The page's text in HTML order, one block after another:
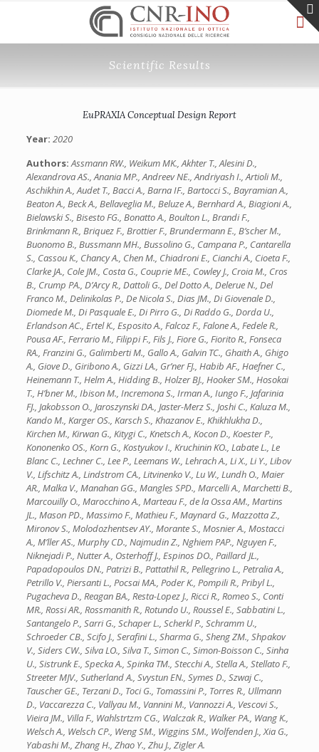
Scientific Results
EuPRAXIA Conceptual Design Report
Year: 2020
Authors:Assmann RW., Weikum MK., Akhter T., Alesini D.,
Alexandrova AS., Anania MP., Andreev NE., Andriyash I., Artioli M.,
Aschikhin A., Audet T., Bacci A., Barna IF., Bartocci S., Bayramian A.,
Beaton A., Beck A., Bellaveglia M., Beluze A., Bernhard A., Biagioni A.,
Bielawski S., Bisesto FG., Bonatto A., Boulton L., Brandi F.,
Brinkmann R., Briquez F., Brottier F., Brundermann E., B’scher M.,
Buonomo B., Bussmann MH., Bussolino G., Campana P., Cantarella
S., Cassou K., Chancy A., Chen M., Chiadroni E., Cianchi A., Cioeta F.,
Clarke JA., Cole JM., Costa G., Couprie ME., Cowley J., Croia M., Cros
B., Crump PA., D’Arcy R., Dattoli G., Del Dotto A., Delerue N., Del
Franco M., Delinikolas P., De Nicola S., Dias JM., Di Giovenale D.,
Diomede M., Di Pasquale E., Di Pirro G., Di Raddo G., Dorda U.,
Erlandson AC., Ertel K., Esposito A., Falcoz F., Falone A., Fedele R.,
Pousa AF., Ferrario M., Filippi F., Fils J., Fiore G., Fiorito R., Fonseca
RA., Franzini G., Galimberti M., Gallo A., Galvin TC., Ghaith A., Ghigo
A., Giove D., Giribono A., Gizzi LA., Gr’ner FJ., Habib AF., Haefner C.,
Heinemann T., Helm A., Hidding B., Holzer BJ., Hooker SM., Hosokai
T., H’bner M., Ibison M., Incremona S., Irman A., Iungo F., Jafarinia
FJ., Jakobsson O., Jaroszynski DA., Jaster-Merz S., Joshi C., Kaluza M.,
Kando M., Karger OS., Karsch S., Khazanov E., Khikhlukha D.,
Kirchen M., Kirwan G., Kitygi C., Knetsch A., Kocon D., Koester P.,
Kononenko OS., Korn G., Kostyukov I., Kruchinin KO., Labate L., Le
Blanc C., Lechner C., Lee P., Leemans W., Lehrach A., Li X., Li Y., Libov
V., Lifschitz A., Lindstrom CA., Litvinenko V., Lu W., Lundh O., Maier
AR., Malka V., Manahan GG., Mangles SPD., Marcelli A., Marchetti B.,
Marcouilly O., Marocchino A., Marteau F., de la Ossa AM., Martins
JL., Mason PD., Massimo F., Mathieu F., Maynard G., Mazzotta Z.,
Mironov S., Molodozhentsev AY., Morante S., Mosnier A., Mostacci
A., M’ller AS., Murphy CD., Najmudin Z., Nghiem PAP., Nguyen F.,
Niknejadi P., Nutter A., Osterhoff J., Espinos DO., Paillard JL.,
Papadopoulos DN., Patrizi B., Pattathil R., Pellegrino L., Petralia A.,
Petrillo V., Piersanti L., Pocsai MA., Poder K., Pompili R., Pribyl L.,
Pugacheva D., Reagan BA., Resta-Lopez J., Ricci R., Romeo S., Conti
MR., Rossi AR., Rossmanith R., Rotundo U., Roussel E., Sabbatini L.,
Santangelo P., Sarri G., Schaper L., Scherkl P., Schramm U.,
Schroeder CB., Scifo J., Serafini L., Sharma G., Sheng ZM., Shpakov
V., Siders CW., Silva LO., Silva T., Simon C., Simon-Boisson C., Sinha
U., Sistrunk E., Specka A., Spinka TM., Stecchi A., Stella A., Stellato F.,
Streeter MJV., Sutherland A., Svystun EN., Symes D., Szwaj C.,
Tauscher GE., Terzani D., Toci G., Tomassini P., Torres R., Ullmann
D., Vaccarezza C., Vallyau M., Vannini M., Vannozzi A., Vescovi S.,
Vieira JM., Villa F., Wahlstrtzm CG., Walczak R., Walker PA., Wang K.,
Welsch A., Welsch CP., Weng SM., Wiggins SM., Wolfenden J., Xia G.,
Yabashi M., Zhang H., Zhao Y., Zhu J., Zigler A.